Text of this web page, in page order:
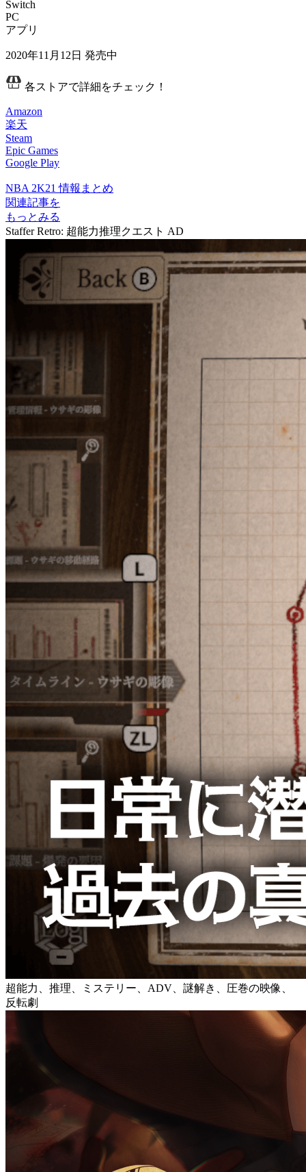
Switch
PC
アプリ
2020年11月12日 発売中
各ストアで詳細をチェック！
Amazon
楽天
Steam
Epic Games
Google Play
NBA 2K21 情報まとめ
関連記事を
もっとみる
Staffer Retro: 超能力推理クエスト AD
超能力、推理、ミステリー、ADV、謎解き、圧巻の映像、
反転劇